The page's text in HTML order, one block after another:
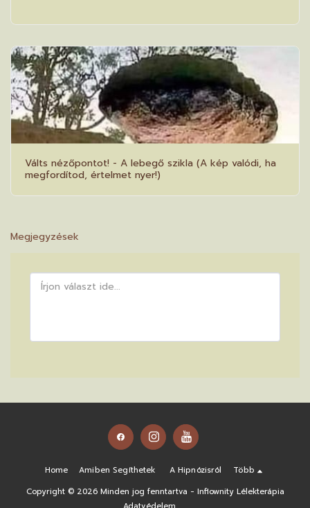
Válts nézőpontot! - A lebegő szikla (A kép valódi, ha
megfordítod, értelmet nyer!)
Megjegyzések
Home Amiben Segíthetek A Hipnózisról
Több
Copyright © 2026 Minden jog fenntartva - Inflownity Lélekterápia